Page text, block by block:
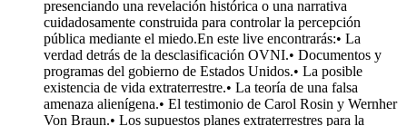
presenciando una revelación histórica o una narrativa
cuidadosamente construida para controlar la percepción
pública mediante el miedo.En este live encontrarás:•⁠ ⁠La
verdad detrás de la desclasificación OVNI.•⁠ ⁠Documentos y
programas del gobierno de Estados Unidos.•⁠ ⁠La posible
existencia de vida extraterrestre.•⁠ ⁠La teoría de una falsa
amenaza alienígena.•⁠ ⁠El testimonio de Carol Rosin y Wernher
Von Braun.•⁠ ⁠Los supuestos planes extraterrestres para la